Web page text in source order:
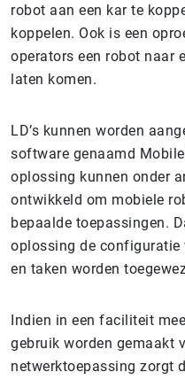
robot aan een kar te
koppelen. Ook is een
operators een robot naar
laten komen.
LD’s kunnen worden
software genaamd
oplossing kunnen onder
ontwikkeld om mobiele
bepaalde toepassingen.
oplossing de configuratie
en taken worden
Indien in een faciliteit
gebruik worden gemaakt
netwerktoepassing zorgt